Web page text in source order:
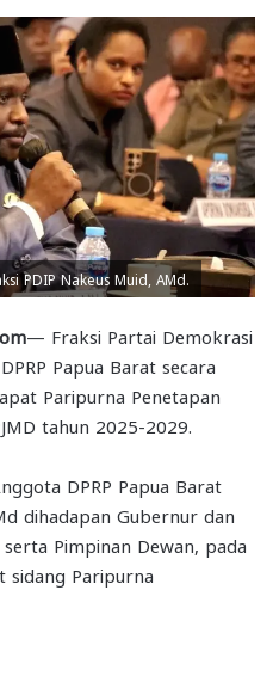
PDIP Nakeus Muid, AMd.
— Fraksi Partai Demokrasi
Papua Barat secara
Paripurna Penetapan
tahun 2025-2029.
DPRP Papua Barat
dihadapan Gubernur dan
Pimpinan Dewan, pada
sidang Paripurna